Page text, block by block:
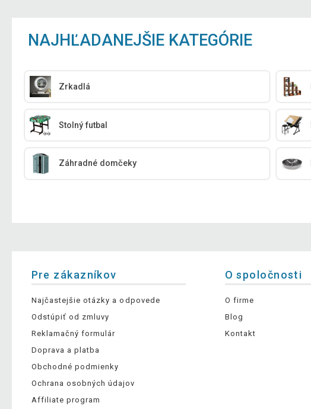
NAJHĽADANEJŠIE KATEGÓRIE
Zrkadlá
Stolný futbal
Záhradné domčeky
Pre zákazníkov
Najčastejšie otázky a odpovede
Odstúpiť od zmluvy
Reklamačný formulár
Doprava a platba
Obchodné podmienky
Ochrana osobných údajov
Affiliate program
O spoločnosti
O firme
Blog
Kontakt